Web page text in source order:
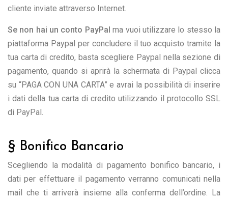
cliente inviate attraverso Internet.
Se non hai un conto PayPal ma vuoi utilizzare lo stesso la
piattaforma Paypal per concludere il tuo acquisto tramite la
tua carta di credito, basta scegliere Paypal nella sezione di
pagamento, quando si aprirà la schermata di Paypal clicca
su “PAGA CON UNA CARTA” e avrai la possibilità di inserire
i dati della tua carta di credito utilizzando il protocollo SSL
di PayPal.
§ Bonifico Bancario
Scegliendo la modalità di pagamento bonifico bancario, i
dati per effettuare il pagamento verranno comunicati nella
mail che ti arriverà insieme alla conferma dell’ordine. La